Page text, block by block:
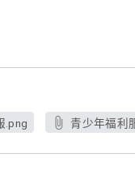
.png 青少年福利